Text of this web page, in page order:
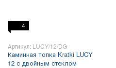
4
Артикул: LUCY/12/DG
Каминная топка Kratki LUCY
12 с двойным стеклом